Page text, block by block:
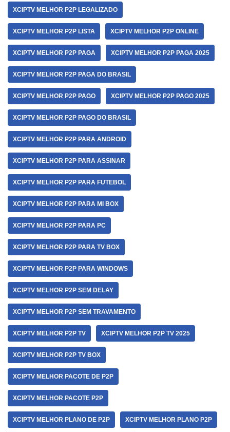
XCIPTV MELHOR P2P LEGALIZADO
XCIPTV MELHOR P2P LISTA XCIPTV MELHOR P2P ONLINE
XCIPTV MELHOR P2P PAGA XCIPTV MELHOR P2P PAGA 2025
XCIPTV MELHOR P2P PAGA DO BRASIL
XCIPTV MELHOR P2P PAGO XCIPTV MELHOR P2P PAGO 2025
XCIPTV MELHOR P2P PAGO DO BRASIL
XCIPTV MELHOR P2P PARA ANDROID
XCIPTV MELHOR P2P PARA ASSINAR
XCIPTV MELHOR P2P PARA FUTEBOL
XCIPTV MELHOR P2P PARA MI BOX
XCIPTV MELHOR P2P PARA PC
XCIPTV MELHOR P2P PARA TV BOX
XCIPTV MELHOR P2P PARA WINDOWS
XCIPTV MELHOR P2P SEM DELAY
XCIPTV MELHOR P2P SEM TRAVAMENTO
XCIPTV MELHOR P2P TV XCIPTV MELHOR P2P TV 2025
XCIPTV MELHOR P2P TV BOX
XCIPTV MELHOR PACOTE DE P2P
XCIPTV MELHOR PACOTE P2P
XCIPTV MELHOR PLANO DE P2P XCIPTV MELHOR PLANO P2P